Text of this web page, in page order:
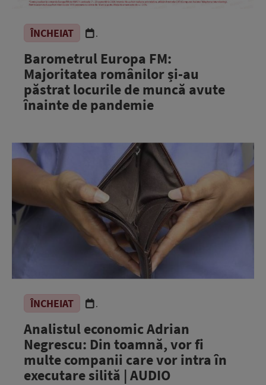
ÎNCHEIAT .
Barometrul Europa FM:
Majoritatea românilor și-au
păstrat locurile de muncă avute
înainte de pandemie
ÎNCHEIAT .
Analistul economic Adrian
Negrescu: Din toamnă, vor fi
multe companii care vor intra în
executare silită | AUDIO